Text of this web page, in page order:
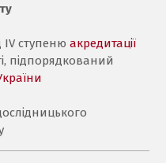
ступенюакредитації
підпорядкований